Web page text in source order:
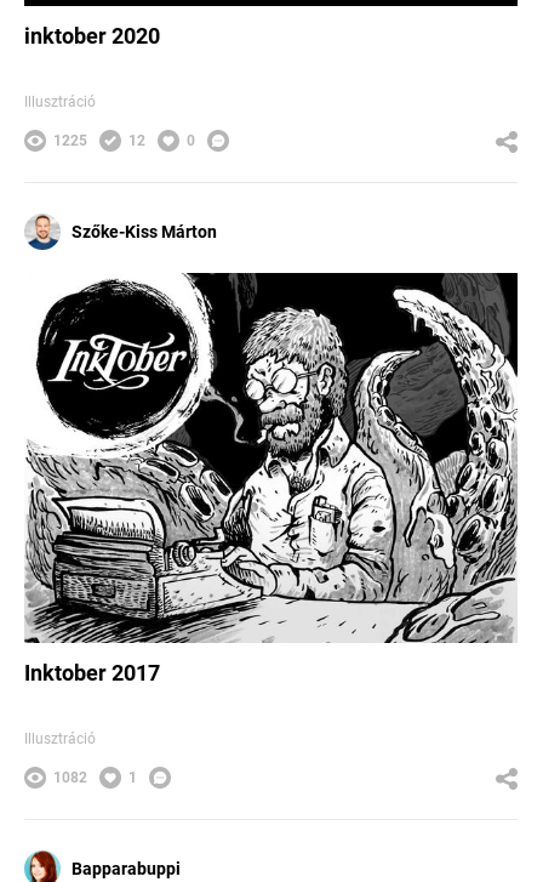
inktober 2020
Illusztráció
1225 12 0
Szőke-Kiss Márton
Inktober 2017
Illusztráció
1082 1
Bapparabuppi